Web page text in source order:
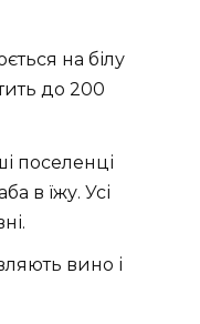
на білу
до 200
поселенці
в їжу. Усі
вино і